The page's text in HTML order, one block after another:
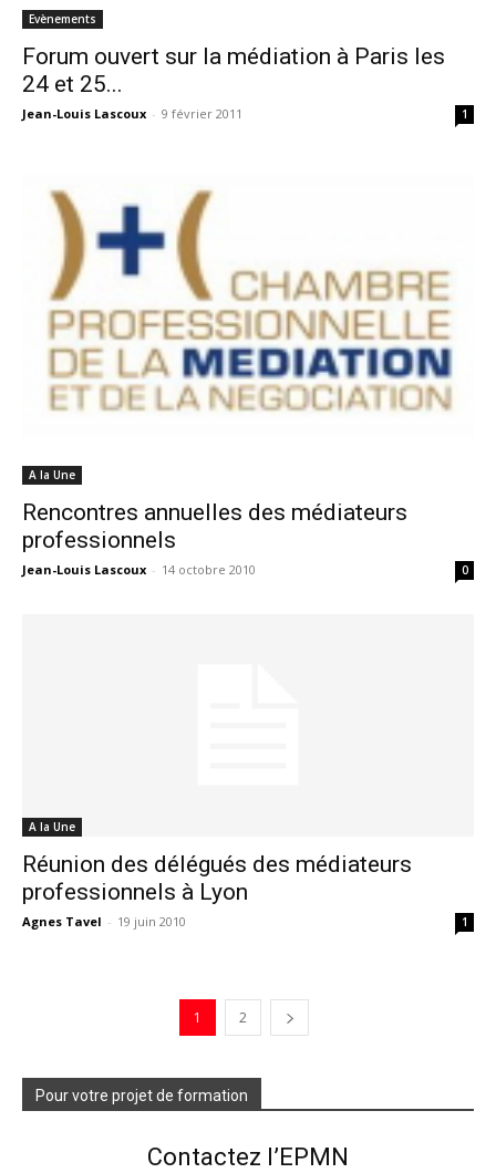
Evènements
Forum ouvert sur la médiation à Paris les
24 et 25...
Jean-Louis Lascoux - 9 février 2011 1
A la Une
Rencontres annuelles des médiateurs
professionnels
Jean-Louis Lascoux - 14 octobre 2010 0
A la Une
Réunion des délégués des médiateurs
professionnels à Lyon
Agnes Tavel - 19 juin 2010 1
1 2
Pour votre projet de formation
Contactez l’EPMN